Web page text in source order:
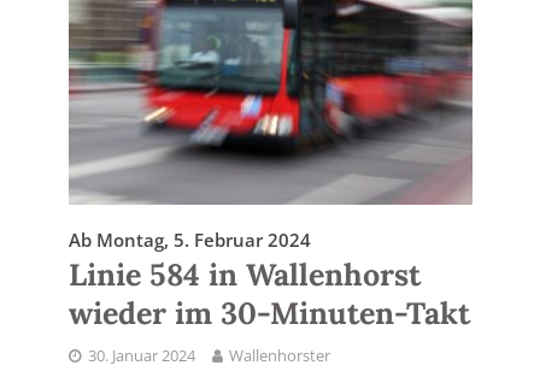
Ab Montag, 5. Februar 2024
Linie 584 in Wallenhorst
wieder im 30-Minuten-Takt
30. Januar 2024
Wallenhorster